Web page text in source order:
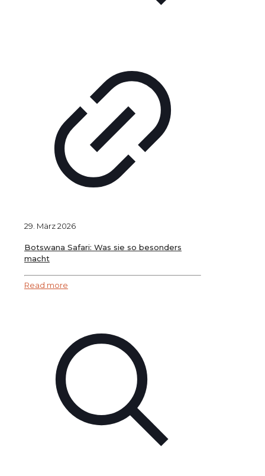
29. März 2026
Botswana Safari: Was sie so besonders
macht
Read more